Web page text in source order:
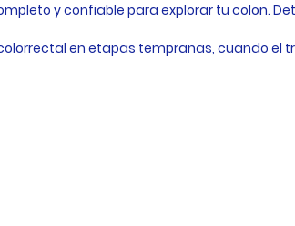
y confiable para explorar tu colon.
en etapas tempranas, cuando el